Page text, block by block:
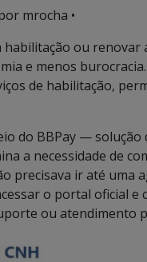
mrocha •
ou renovar
e menos
de habilitação,
do BBPay —
a necessidade de
precisava ir até uma
o portal oficial
ou atendimento